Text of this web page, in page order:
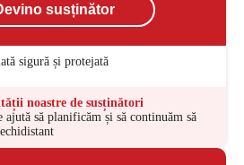
susținător
sigură și protejată
noastre de susținători
ajută să planificăm și să continuăm să